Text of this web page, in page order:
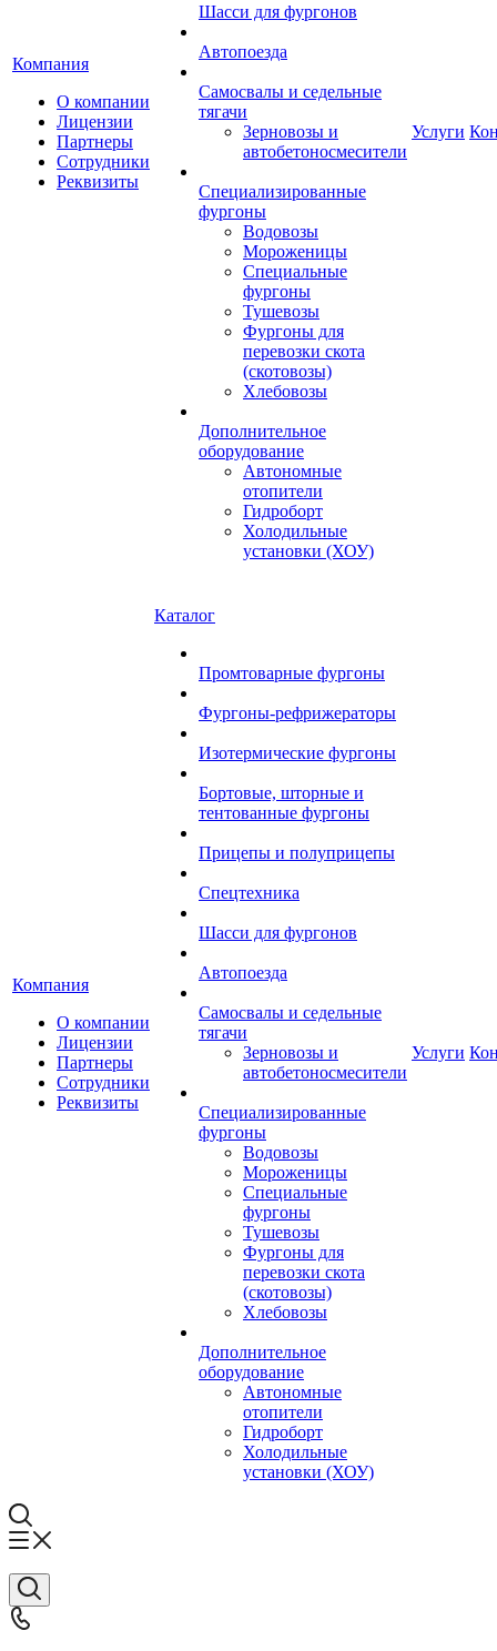
Компания
О компании
Лицензии
Партнеры
Сотрудники
Реквизиты
Шасси для фургонов
Автопоезда
Самосвалы и седельные
тягачи
Зерновозы и
автобетоносмесители
Специализированные
фургоны
Водовозы
Мороженицы
Специальные
фургоны
Тушевозы
Фургоны для
перевозки скота
(скотовозы)
Хлебовозы
Дополнительное
оборудование
Автономные
отопители
Гидроборт
Холодильные
установки (ХОУ)
Услуги
Компания
О компании
Лицензии
Партнеры
Сотрудники
Реквизиты
Каталог
Промтоварные фургоны
Фургоны-рефрижераторы
Изотермические фургоны
Бортовые, шторные и
тентованные фургоны
Прицепы и полуприцепы
Спецтехника
Шасси для фургонов
Автопоезда
Самосвалы и седельные
тягачи
Зерновозы и
автобетоносмесители
Специализированные
фургоны
Водовозы
Мороженицы
Специальные
фургоны
Тушевозы
Фургоны для
перевозки скота
(скотовозы)
Хлебовозы
Дополнительное
оборудование
Автономные
отопители
Гидроборт
Холодильные
установки (ХОУ)
Услуги